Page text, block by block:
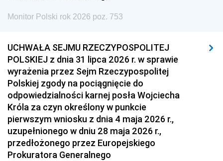
Monitor Polski rok 2026 poz. 753
UCHWAŁA SEJMU RZECZYPOSPOLITEJ
POLSKIEJ z dnia 31 lipca 2026 r. w sprawie
wyrażenia przez Sejm Rzeczypospolitej
Polskiej zgody na pociągnięcie do
odpowiedzialności karnej posła Wojciecha
Króla za czyn określony w punkcie
pierwszym wniosku z dnia 4 maja 2026 r.,
uzupełnionego w dniu 28 maja 2026 r.,
przedłożonego przez Europejskiego
Prokuratora Generalnego